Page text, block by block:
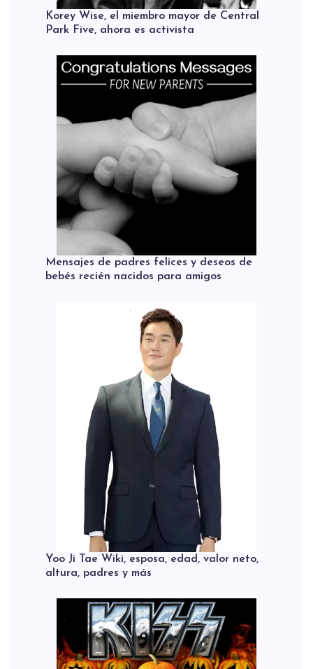
Korey Wise, el miembro mayor de Central
Park Five, ahora es activista
Mensajes de padres felices y deseos de
bebés recién nacidos para amigos
Yoo Ji Tae Wiki, esposa, edad, valor neto,
altura, padres y más